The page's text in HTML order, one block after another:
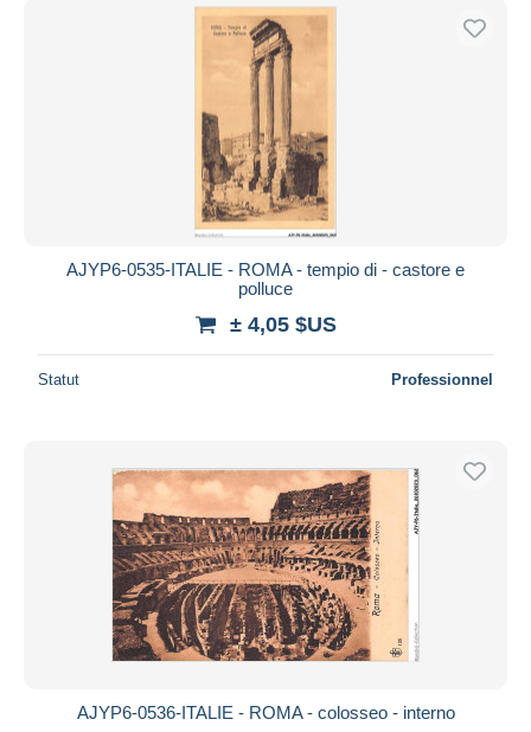
AJYP6-0535-ITALIE - ROMA - tempio di - castore e
polluce
± 4,05 $US
Statut Professionnel
AJYP6-0536-ITALIE - ROMA - colosseo - interno